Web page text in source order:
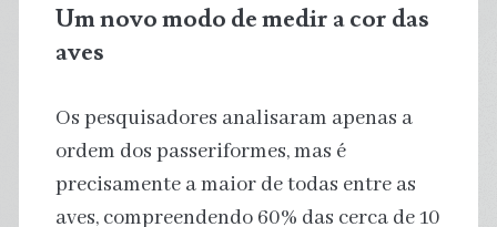
Um novo modo de medir a cor das
aves
Os pesquisadores analisaram apenas a
ordem dos passeriformes, mas é
precisamente a maior de todas entre as
aves, compreendendo 60% das cerca de 10